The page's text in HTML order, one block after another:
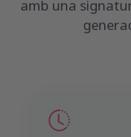
amb una